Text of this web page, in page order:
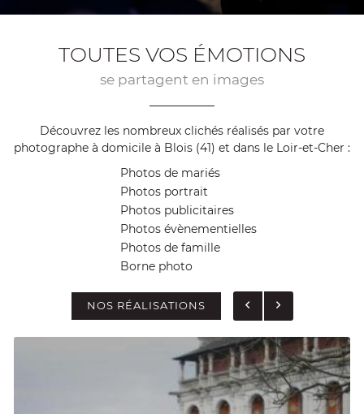
TOUTES VOS ÉMOTIONS
se partagent en images
Découvrez les nombreux clichés réalisés par votre
photographe à domicile à Blois (41) et dans le Loir-et-Cher :
Photos de mariés
Photos portrait
Photos publicitaires
Photos évènementielles
Photos de famille
Borne photo
NOS RÉALISATIONS